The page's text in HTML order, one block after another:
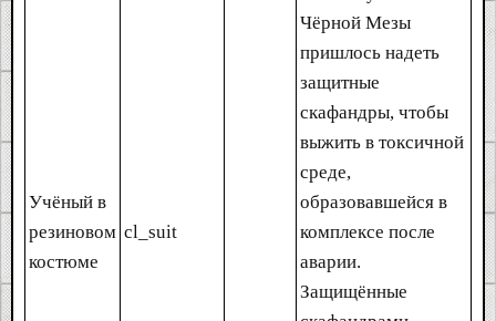
Учёный в
резиновом
костюме
cl_suit
Чёрной Мезы
пришлось надеть
защитные
скафандры, чтобы
выжить в токсичной
среде,
образовавшейся в
комплексе после
аварии.
Защищённые